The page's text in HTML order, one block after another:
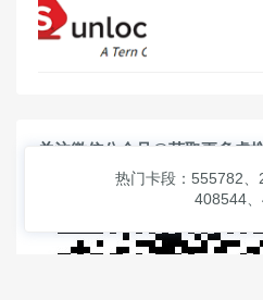
关注微信公众号@获取更多虚
热门卡段：555782、
408544